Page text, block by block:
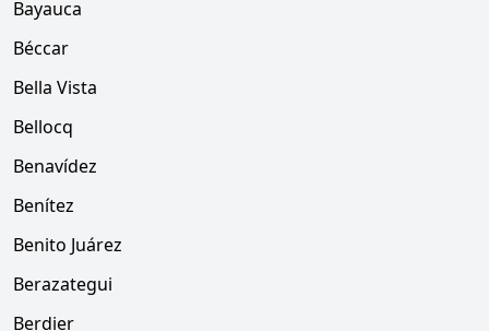
Bayauca
Béccar
Bella Vista
Bellocq
Benavídez
Benítez
Benito Juárez
Berazategui
Berdier